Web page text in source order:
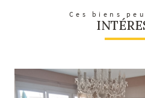
Ces biens